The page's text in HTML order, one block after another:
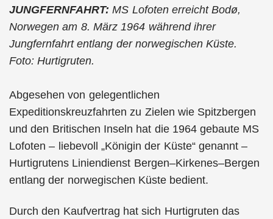
JUNGFERNFAHRT: MS Lofoten erreicht Bodø,
Norwegen am 8. März 1964 während ihrer
Jungfernfahrt entlang der norwegischen Küste.
Foto: Hurtigruten.
Abgesehen von gelegentlichen
Expeditionskreuzfahrten zu Zielen wie Spitzbergen
und den Britischen Inseln hat die 1964 gebaute MS
Lofoten – liebevoll „Königin der Küste“ genannt –
Hurtigrutens Liniendienst Bergen–Kirkenes–Bergen
entlang der norwegischen Küste bedient.
Durch den Kaufvertrag hat sich Hurtigruten das